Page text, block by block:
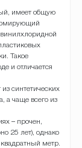
имеет общую
Такое
и отличается
синтетических
а чаще всего из
– прочен,
25 лет), однако
квадратный метр.